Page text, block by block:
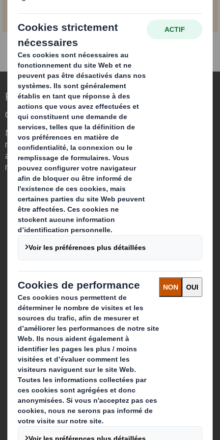
Repenser l’emballage pour un monde qui
change
Nous faisons la différence parce que
nous avons su voir en quoi l'emballage
avait un rôle important à jouer dans le
monde qui nous entoure.
Qui sommes-nous ?
A propos
Investisseurs
Développement durable
Actualité
Carrière
Que faisons-nous ?
Solutions d'emballage
Produits de papier
Services de recyclage